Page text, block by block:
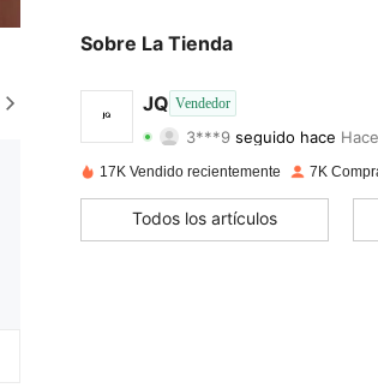
Sobre La Tienda
JQ Vendedor
3***9seguido hace
4,88 Calificación 5 Artículos
4,88 5
17K Vendido recientemente 7K
Todos los artículos